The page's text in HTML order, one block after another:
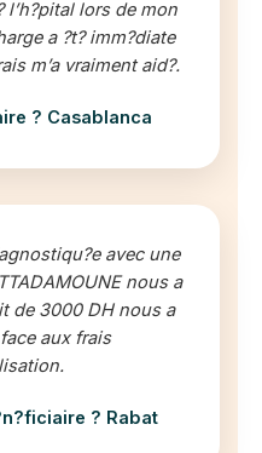
l’h?pital lors de mon
a ?t? imm?diate
m’a vraiment aid?.
? Casablanca
avec une
nous a
de 3000 DH nous a
aux frais
? Rabat